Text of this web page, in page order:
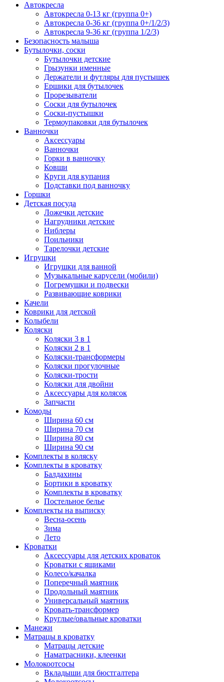
Автокресла
Автокресла 0-13 кг (группа 0+)
Автокресла 0-36 кг (группа 0+/1/2/3)
Автокресла 9-36 кг (группа 1/2/3)
Безопасность малыша
Бутылочки, соски
Бутылочки детские
Грызунки именные
Держатели и футляры для пустышек
Ершики для бутылочек
Прорезыватели
Соски для бутылочек
Соски-пустышки
Термоупаковки для бутылочек
Ванночки
Аксессуары
Ванночки
Горки в ванночку
Ковши
Круги для купания
Подставки под ванночку
Горшки
Детская посуда
Ложечки детские
Нагрудники детские
Ниблеры
Поильники
Тарелочки детские
Игрушки
Игрушки для ванной
Музыкальные карусели (мобили)
Погремушки и подвески
Развивающие коврики
Качели
Коврики для детской
Колыбели
Коляски
Коляски 3 в 1
Коляски 2 в 1
Коляски-трансформеры
Коляски прогулочные
Коляски-трости
Коляски для двойни
Аксессуары для колясок
Запчасти
Комоды
Ширина 60 см
Ширина 70 см
Ширина 80 см
Ширина 90 см
Комплекты в коляску
Комплекты в кроватку
Балдахины
Бортики в кроватку
Комплекты в кроватку
Постельное белье
Комплекты на выписку
Весна-осень
Зима
Лето
Кроватки
Аксессуары для детских кроваток
Кроватки с ящиками
Колесо/качалка
Поперечный маятник
Продольный маятник
Универсальный маятник
Кровать-трансформер
Круглые/овальные кроватки
Манежи
Матрацы в кроватку
Матрацы детские
Наматрасники, клеенки
Молокоотсосы
Вкладыши для бюстгалтера